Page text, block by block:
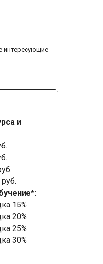
интересующие
и
15%
20%
25%
30%